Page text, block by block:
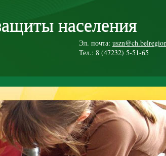
населения
Эл. почта:
Тел.: 8 (47232) 5-51-65